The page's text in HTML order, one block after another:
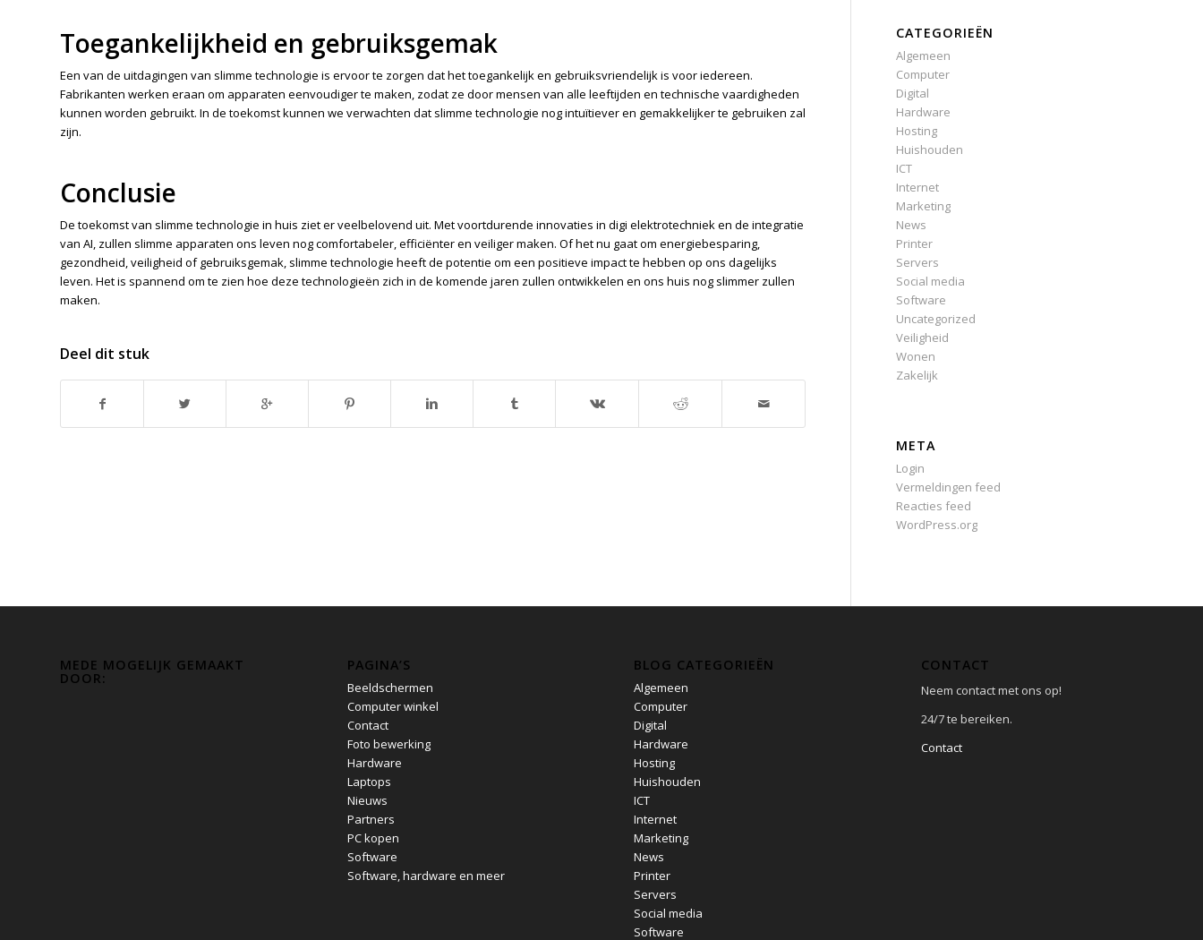
Toegankelijkheid en gebruiksgemak
Een van de uitdagingen van slimme technologie is ervoor te zorgen dat het toegankelijk en gebruiksvriendelijk is voor iedereen.
Fabrikanten werken eraan om apparaten eenvoudiger te maken, zodat ze door mensen van alle leeftijden en technische vaardigheden
kunnen worden gebruikt. In de toekomst kunnen we verwachten dat slimme technologie nog intuïtiever en gemakkelijker te gebruiken zal
zijn.
Conclusie
De toekomst van slimme technologie in huis ziet er veelbelovend uit. Met voortdurende innovaties in digi elektrotechniek en de integratie
van AI, zullen slimme apparaten ons leven nog comfortabeler, efficiënter en veiliger maken. Of het nu gaat om energiebesparing,
gezondheid, veiligheid of gebruiksgemak, slimme technologie heeft de potentie om een positieve impact te hebben op ons dagelijks
leven. Het is spannend om te zien hoe deze technologieën zich in de komende jaren zullen ontwikkelen en ons huis nog slimmer zullen
maken.
Deel dit stuk
CATEGORIEËN
Algemeen
Computer
Digital
Hardware
Hosting
Huishouden
ICT
Internet
Marketing
News
Printer
Servers
Social media
Software
Uncategorized
Veiligheid
Wonen
Zakelijk
META
Login
Vermeldingen feed
Reacties feed
WordPress.org
MEDE MOGELIJK GEMAAKT
DOOR:
PAGINA’S
Beeldschermen
Computer winkel
Contact
Foto bewerking
Hardware
Laptops
Nieuws
Partners
PC kopen
Software
Software, hardware en meer
BLOG CATEGORIEËN
Algemeen
Computer
Digital
Hardware
Hosting
Huishouden
ICT
Internet
Marketing
News
Printer
Servers
Social media
Software
CONTACT
Neem contact met ons op!
24/7 te bereiken.
Contact